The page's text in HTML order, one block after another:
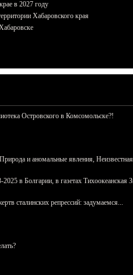
в 2027 году
Хабаровского края
Островского в Комсомольске?!
и аномальные явления,
в Болгарии, в газетах
сталинских репрессий: задумаемся...